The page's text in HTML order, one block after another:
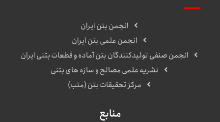
انجمن بتن ایران
انجمن علمی بتن ایران
انجمن صنفی تولیدکنندگان بتن آماده و قطعات بتنی ایران
نشریه علمی مصالح و سازه های بتنی
مرکز تحقیقات بتن (متب)
منابع